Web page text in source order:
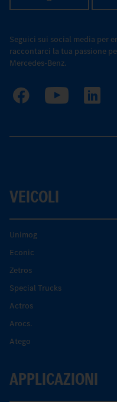
Seguici sui social media per
raccontarci la tua passione
Mercedes-Benz.
VEICOLI
Unimog
Econic
Zetros
Special Trucks
Actros
Arocs.
Atego
APPLICAZIONI